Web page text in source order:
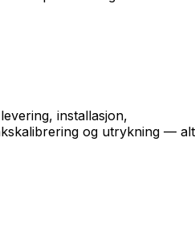
installasjon,
og utrykning — alt